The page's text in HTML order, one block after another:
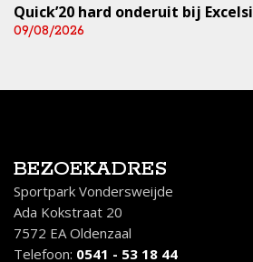
Quick’20 hard onderuit bij
09/08/2026
BEZOEKADRES
Sportpark Vondersweijde
Ada Kokstraat 20
7572 EA Oldenzaal
Telefoon: 0541 - 53 18 44